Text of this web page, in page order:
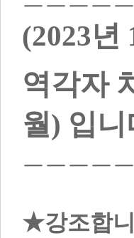
(2023년
역각자
월) 입니
ㅡㅡㅡㅡ
★강조합